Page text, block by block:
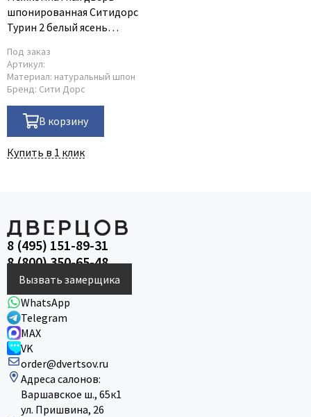
шпонированная Ситидорс
Турин 2 белый ясень
Под заказ
Артикул:
Материал: натуральный шпон
Бренд: Сити Дорс
В корзину
Купить в 1 клик
8 (495) 151-89-31
8 (800) 350-65-48
Вызвать замерщика
WhatsApp
Telegram
MAX
VK
order@dvertsov.ru
Адреса салонов:
Варшавское ш., 65к1
ул. Пришвина, 26